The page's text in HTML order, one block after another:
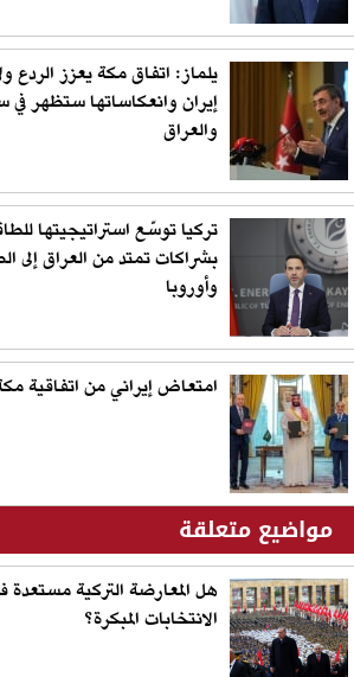
يلماز: اتفاق مكة يعزز الردع
إيران وانعكاساتها ستظهر في
والعراق
تركيا توسّع استراتيجيتها
بشراكات تمتد من العراق إلى
وأوروبا
امتعاض إيراني من اتفاقية
مواضيع متعلقة
هل المعارضة التركية
الانتخابات المبكرة؟